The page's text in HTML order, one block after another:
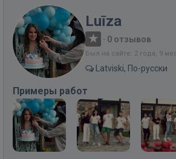
Luīza
· 0 отзывов
Был на сайте: 2 года, 9
Latviski, По-русски
Примеры работ